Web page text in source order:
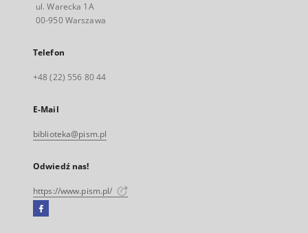
ul. Warecka 1A
00-950 Warszawa
Telefon
+48 (22) 556 80 44
E-Mail
biblioteka@pism.pl
Odwiedź nas!
https://www.pism.pl/
Facebook